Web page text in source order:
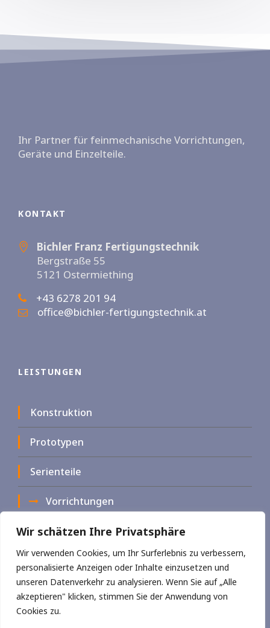
Wir schätzen Ihre Privatsphäre
Wir verwenden Cookies, um Ihr Surferlebnis zu verbessern,
personalisierte Anzeigen oder Inhalte einzusetzen und
unseren Datenverkehr zu analysieren. Wenn Sie auf „Alle
akzeptieren" klicken, stimmen Sie der Anwendung von
Cookies zu.
Ihr Partner für feinmechanische Vorrichtungen,
Geräte und Einzelteile.
KONTAKT
Bichler Franz Fertigungstechnik
Bergstraße 55
5121 Ostermiething
+43 6278 201 94
office@bichler-fertigungstechnik.at
LEISTUNGEN
Konstruktion
Prototypen
Serienteile
Vorrichtungen
RECHTLICHE HINWEISE|IMPRESSUM
© COPYRIGHT